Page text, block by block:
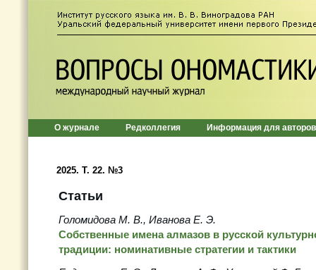
О журнале Редколлегия Информация для авторов
2025. T. 22. №3
Статьи
Голомидова М. В., Иванова Е. Э.
Собственные имена алмазов в русской
традиции: номинативные стратегии и тактики